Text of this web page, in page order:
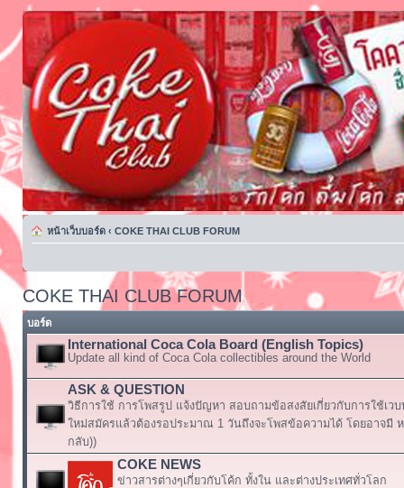
หน้าเว็บบอร์ด ‹ COKE THAI CLUB FORUM
COKE THAI CLUB FORUM
บอร์ด
International Coca Cola Board (English Topics)
Update all kind of Coca Cola collectibles around the World
ASK & QUESTION
วิธีการใช้ การโพสรูป แจ้งปัญหา สอบถามข้อสงสัยเกี่ยวกับการใช้เว
ใหม่สมัครแล้วต้องรอประมาณ 1 วันถึงจะโพสข้อความได้ โดยอาจมี
กลับ))
COKE NEWS
ข่าวสารต่างๆเกี่ยวกับโค้ก ทั้งใน และต่างประเทศทั่วโลก